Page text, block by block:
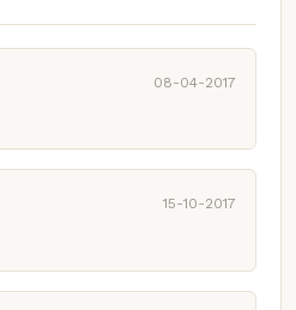
08-04-2017
15-10-2017